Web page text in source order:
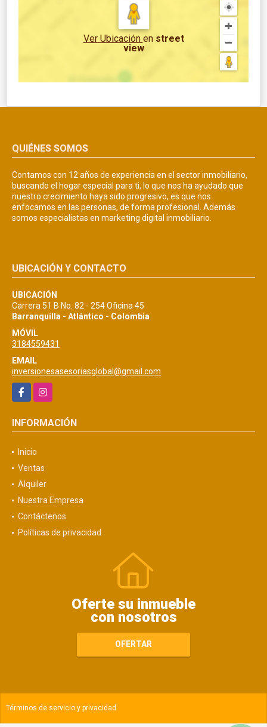
Ver Ubicación en street
view
QUIÉNES SOMOS
Contamos con 12 años de experiencia en el sector inmobiliario,
buscando el hogar especial para ti, lo que nos ha ayudado que
nuestro crecimiento haya sido progresivo, es que nos
enfocamos en las personas, de forma profesional. Además
somos especialistas en marketing digital inmobiliario.
UBICACIÓN Y CONTACTO
UBICACIÓN
Carrera 51 B No. 82 - 254 Oficina 45
Barranquilla - Atlántico - Colombia
MÓVIL
3184559431
EMAIL
inversionesasesoriasglobal@gmail.com
FacebookInstagram
INFORMACIÓN
Inicio
Ventas
Alquiler
Nuestra Empresa
Contáctenos
Políticas de privacidad
Oferte su inmueble
con nosotros
OFERTAR
Términos de servicio y privacidad